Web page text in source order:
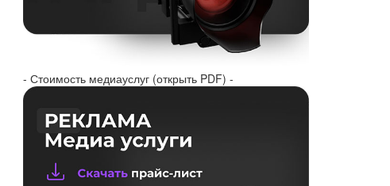
- Стоимость медиауслуг (открыть PDF) -